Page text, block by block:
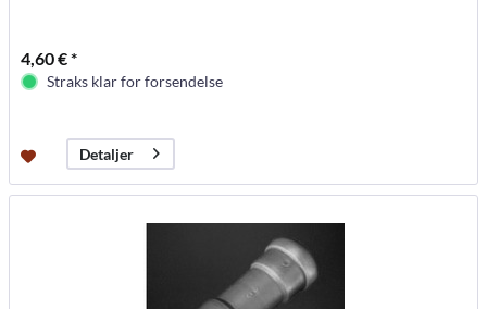
4,60 € *
Straks klar for forsendelse
Detaljer